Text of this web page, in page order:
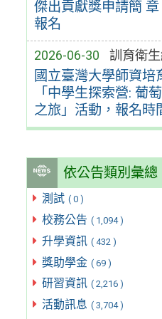
傑出貢獻獎申請簡
報名
2026-06-30 訓育衛生
國立臺灣大學師資培
「中學生探索營: 葡
之旅」活動，報名時
依公告類別彙總
測試 ( 0 )
校務公告 ( 1,094 )
升學資訊 ( 432 )
獎助學金 ( 69 )
研習資訊 ( 2,216 )
活動訊息 ( 3,704 )